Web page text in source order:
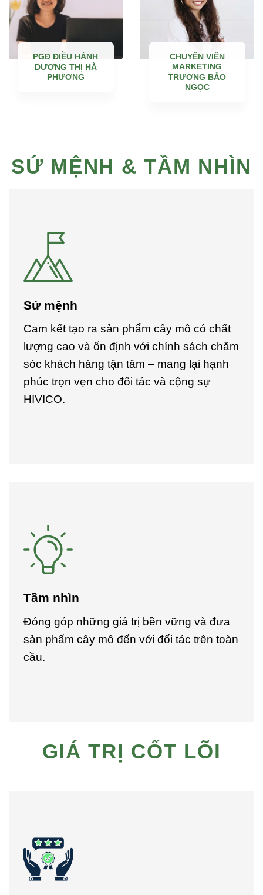
PGĐ ĐIỀU HÀNH
DƯƠNG THỊ HÀ
PHƯƠNG
CHUYÊN VIÊN
MARKETING
TRƯƠNG BẢO
NGỌC
SỨ MỆNH & TẦM NHÌN
Sứ mệnh
Cam kết tạo ra sản phẩm cây mô có chất
lượng cao và ổn định với chính sách chăm
sóc khách hàng tận tâm – mang lại hạnh
phúc trọn vẹn cho đối tác và cộng sự
HIVICO.
Tầm nhìn
Đóng góp những giá trị bền vững và đưa
sản phẩm cây mô đến với đối tác trên toàn
cầu.
GIÁ TRỊ CỐT LÕI